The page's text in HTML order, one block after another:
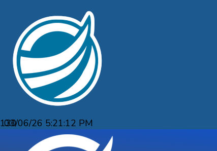
03/06/26 5:21:12 PM
DECÍA REALIZAR